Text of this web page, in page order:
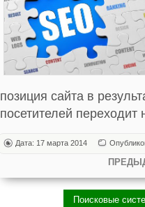
позиция сайта в
посетителей переходит
Дата: 17 марта 2014